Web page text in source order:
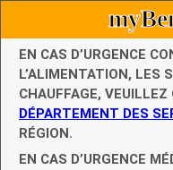
EN CAS D’URGENCE
L’ALIMENTATION, LES
CHAUFFAGE,
DÉPARTEMENT DES
RÉGION.
EN CAS D’URGENCE